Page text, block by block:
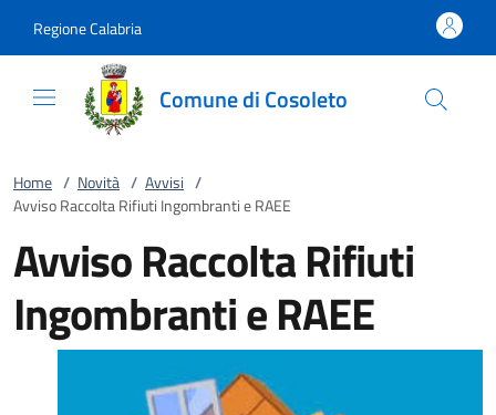
Regione Calabria
Comune di Cosoleto
Home / Novità / Avvisi /
Avviso Raccolta Rifiuti Ingombranti e RAEE
Avviso Raccolta Rifiuti
Ingombranti e RAEE